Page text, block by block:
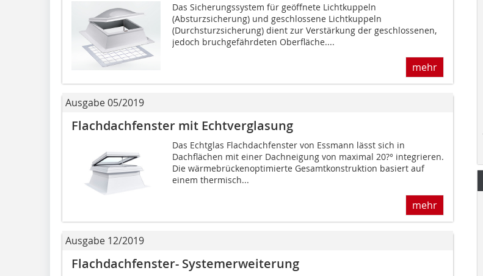
Das Sicherungssystem für geöffnete Lichtkuppeln
(Absturzsicherung) und geschlossene Lichtkuppeln
(Durchsturzsicherung) dient zur Verstärkung der geschlossenen,
jedoch bruchgefährdeten Oberfläche....
mehr
Ausgabe 05/2019
Flachdachfenster mit Echtverglasung
Das Echtglas Flachdachfenster von Essmann lässt sich in
Dachflächen mit einer Dachneigung von maximal 20?° integrieren.
Die wärmebrückenoptimierte Gesamtkonstruktion basiert auf
einem thermisch...
mehr
Ausgabe 12/2019
Flachdachfenster- Systemerweiterung